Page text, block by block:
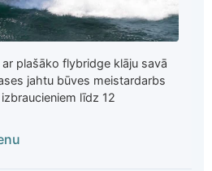
plašāko flybridge klāju savā
jahtu būves meistardarbs
līdz 12